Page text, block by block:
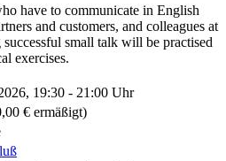
have to communicate in English
and customers, and colleagues at
small talk will be practised
exercises.
19:30 - 21:00 Uhr
€ ermäßigt)